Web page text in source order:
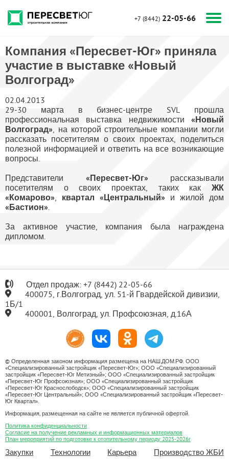
+7 (8442) 22-05-66
Компания «Пересвет-Юг» приняла
участие в выставке «Новый
Волгоград»
02.04.2013
29-30 марта в бизнес-центре SVL прошла
профессиональная выставка недвижимости «Новый
Волгоград», на которой строительные компании могли
рассказать посетителям о своих проектах, поделиться
полезной информацией и ответить на все возникающие
вопросы.
Представители «Пересвет-Юг»рассказывали
посетителям о своих проектах, таких как ЖК
«Комарово», квартал «Центральный» и жилой дом
«Бастион».
За активное участие, компания была награждена
дипломом.
Отдел продаж: +7 (8442) 22-05-66
400075, г.Волгоград, ул. 51-й Гвардейской дивизии,
1Б/1
400001, Волгоград, ул. Профсоюзная, д.16А
© Определенная законом информация размещена на НАШ.ДОМ.РФ. ООО
«Специализированный застройщик «Пересвет-Юг»; ООО «Специализированный
застройщик «Пересвет-Юг Метизный»; ООО «Специализированный застройщик
«Пересвет-Юг Профсоюзная»; ООО «Специализированный застройщик
«Пересвет-Юг Краснослободск»; ООО «Специализированный застройщик
«Пересвет-Юг Центральный»; ООО «Специализированный застройщик «Пересвет-
Юг Квартал».
Информация, размещенная на сайте не является публичной офертой.
Политика конфиденциальности
Согласие на получение рекламных и информационных материалов
План мероприятий по подготовке к отопительному периоду 2025-2026г
Закупки Технологии Карьера Производство ЖБИ